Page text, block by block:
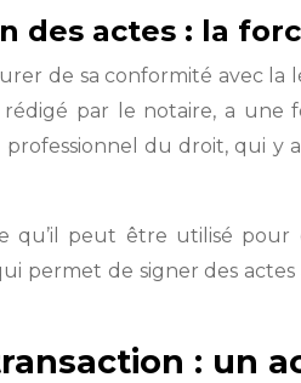
des actes : la
de sa conformité avec
par le notaire, a une
du droit, qui y
qu’il peut être utilisé
de signer des actes
: un